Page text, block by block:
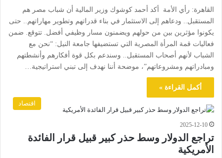
القاهرة: رأي الأمة أكد أحمد كوشوك وزير المالية أن شباب مصر هم
المستقبل.. ودعاهم إلى الاستثمار في بناء قدراتهم وتطوير مهاراتهم.. حتى
يكونوا مؤثرين بين من حولهم ويضمنون مسار وظيفي أفضل. تتوقع. ضمن
فعاليات قمة المرأة المصرية التي تستضيفها جامعة النيل: “نحن مع
الشباب لأنهم أصحاب المستقبل.. وسندعم بكل قوة أفكارهم وأنشطتهم
ومبادراتهم ومشروعاتهم”، موضحة أننا نهدف إلى تبني استراتيجية…
أكمل القراءة »
اقتصاد
2025-12-10
تراجع الدولار وسط حذر كبير قبيل قرار الفائدة
الأمريكية